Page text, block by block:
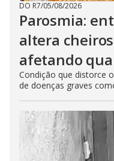
DO R7/05/08/2026
Parosmia:
altera
afetando
Condição que distorce
de doenças graves